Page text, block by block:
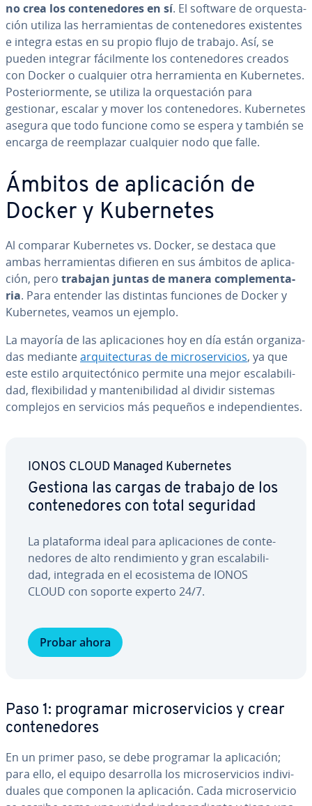
no crea los co­n­te­ne­do­res en sí. El software de or­que­s­ta­
ción utiliza las he­rra­mie­n­tas de co­n­te­ne­do­res exi­s­te­n­tes
e integra estas en su propio flujo de trabajo. Así, se
pueden integrar fá­ci­l­me­n­te los co­n­te­ne­do­res creados
con Docker o cualquier otra he­rra­mie­n­ta en Ku­be­r­ne­tes.
Po­s­te­rio­r­me­n­te, se utiliza la or­que­s­ta­ción para
gestionar, escalar y mover los co­n­te­ne­do­res. Ku­be­r­ne­tes
asegura que todo funcione como se espera y también se
encarga de re­em­pla­zar cualquier nodo que falle.
Ámbitos de apli­ca­ción de
Docker y Ku­be­r­ne­tes
Al comparar Ku­be­r­ne­tes vs. Docker, se destaca que
ambas he­rra­mie­n­tas difieren en sus ámbitos de apli­ca­
ción, pero trabajan juntas de manera co­m­ple­me­n­ta­
ria. Para entender las distintas funciones de Docker y
Ku­be­r­ne­tes, veamos un ejemplo.
La mayoría de las apli­ca­cio­nes hoy en día están or­ga­ni­za­
das mediantear­qui­te­c­tu­ras de mi­cro­se­r­vi­cios, ya que
este estilo ar­qui­te­c­tó­ni­co permite una mejor es­ca­la­bi­li­
dad, fle­xi­bi­li­dad y ma­n­te­ni­bi­li­dad al dividir sistemas
complejos en servicios más pequeños e in­de­pe­n­die­n­tes.
IONOS CLOUD Managed Ku­be­r­ne­tes
Gestiona las cargas de trabajo de los
co­n­te­ne­do­res con total seguridad
La pla­ta­fo­r­ma ideal para apli­ca­cio­nes de co­n­te­
ne­do­res de alto re­n­di­mie­n­to y gran es­ca­la­bi­li­
dad, integrada en el eco­si­s­te­ma de IONOS
CLOUD con soporte experto 24/7.
Probar ahora
Paso 1: programar mi­cro­se­r­vi­cios y crear
co­n­te­ne­do­res
En un primer paso, se debe programar la apli­ca­ción;
para ello, el equipo de­sa­rro­lla los mi­cro­se­r­vi­cios in­di­vi­
dua­les que componen la apli­ca­ción. Cada mi­cro­se­r­vi­cio